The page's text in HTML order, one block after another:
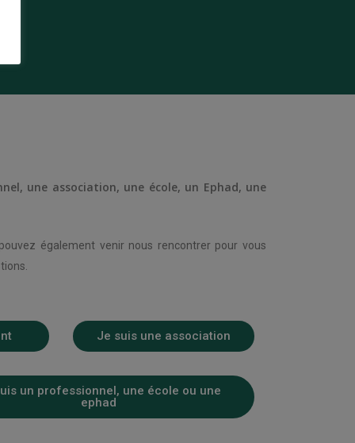
une association, une école, un Ephad, une
également venir nous rencontrer pour vous
Je suis une association
un professionnel, une école ou une
ephad